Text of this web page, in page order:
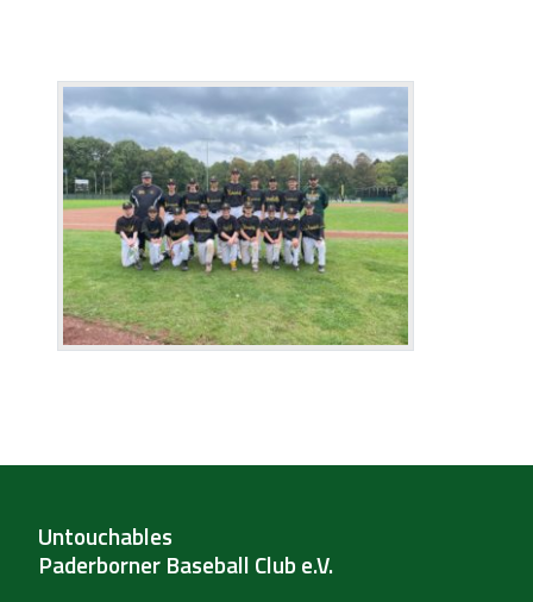
Untouchables
Paderborner Baseball Club e.V.